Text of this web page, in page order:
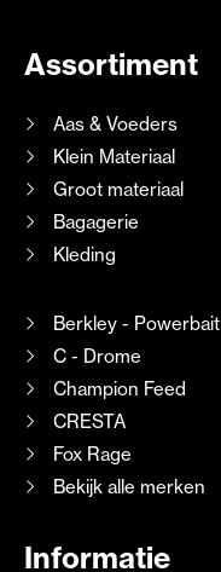
Assortiment
Aas & Voeders
Klein Materiaal
Groot materiaal
Bagagerie
Kleding
Berkley - Powerbait
C - Drome
Champion Feed
CRESTA
Fox Rage
Bekijk alle merken
Informatie